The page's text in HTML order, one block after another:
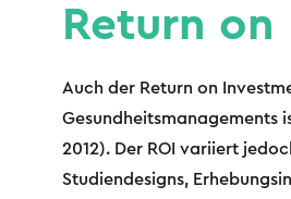
Return on
Auch der Return on
Gesundheitsmanagements
2012). Der ROI variiert
Studiendesigns,